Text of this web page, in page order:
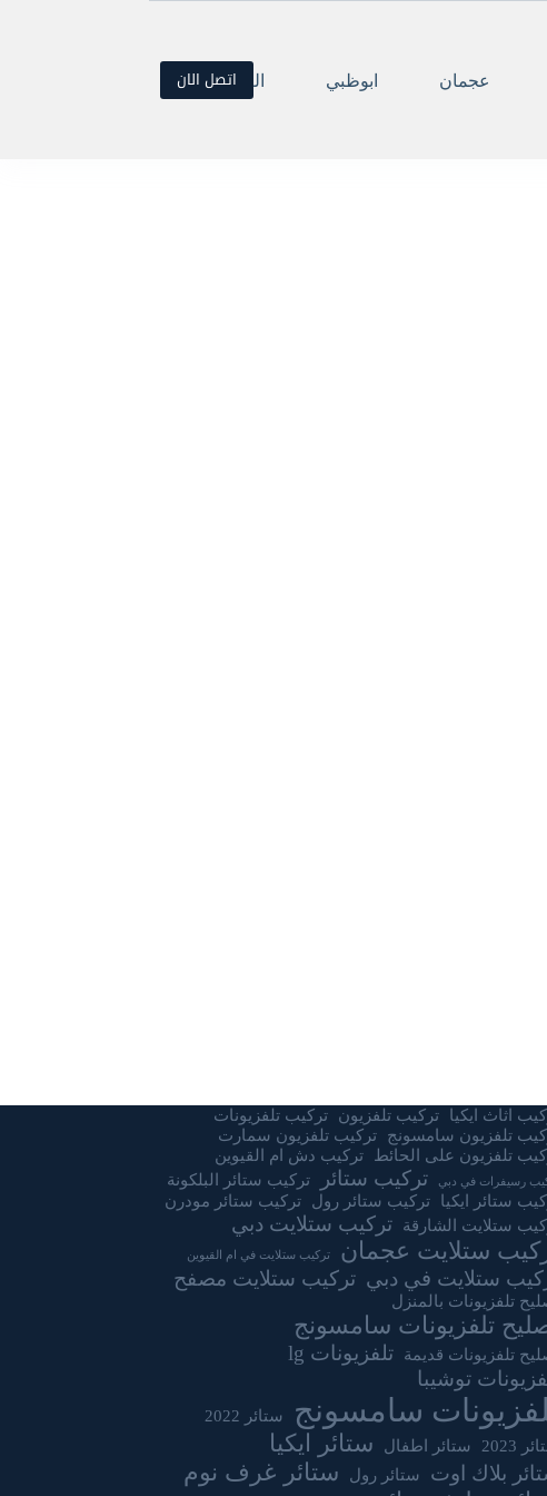
عجمان ابوظبي العيناتصل الان
اثاث ايكيا تركيب تلفزيون
تركيب تلفزيونات
تلفزيون سامسونج
تركيب تلفزيون سمارت
تلفزيون على الحائط
تركيب دش ام القيوين
رسيفرات في دبي تركيب ستائر
تركيب ستائر البلكونة
ستائر ايكيا
تركيب ستائر رول
تركيب ستائر مودرن
ستلايت الشارقة
تركيب ستلايت دبي
ستلايت عجمان تركيب ستلايت في ام القيوين
ستلايت في دبي تركيب ستلايت مصفح
تلفزيونات بالمنزل
تلفزيونات سامسونج
تلفزيونات قديمة
تلفزيونات lg
توشيبا
سامسونج
ستائر 2022
2023
ستائر اطفال ستائر ايكيا
بلاك اوت ستائر رول
ستائر غرف نوم